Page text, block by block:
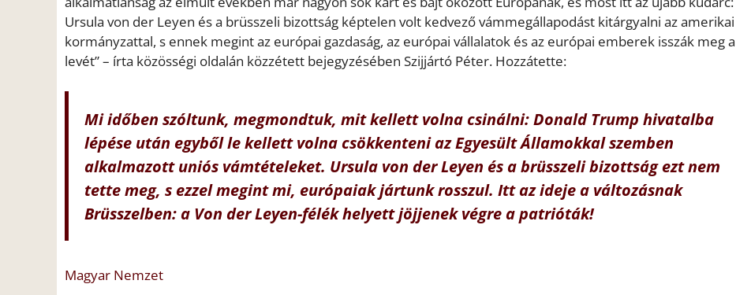
Ursula von der Leyen és a brüsszeli bizottság képtelen volt kedvező vámmegállapodást kitárgyalni az amerikai
kormányzattal, s ennek megint az európai gazdaság, az európai vállalatok és az európai emberek isszák meg a
levét” – írta közösségi oldalán közzétett bejegyzésében Szijjártó Péter. Hozzátette:
Mi időben szóltunk, megmondtuk, mit kellett volna csinálni: Donald Trump hivatalba
lépése után egyből le kellett volna csökkenteni az Egyesült Államokkal szemben
alkalmazott uniós vámtételeket. Ursula von der Leyen és a brüsszeli bizottság ezt nem
tette meg, s ezzel megint mi, európaiak jártunk rosszul. Itt az ideje a változásnak
Brüsszelben: a Von der Leyen-félék helyett jöjjenek végre a patrióták!
Magyar Nemzet